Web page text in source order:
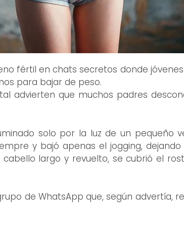
fértil en chats secretos donde
para bajar de peso.
advierten que muchos padres
solo por la luz de un pequeño
y bajó apenas el jogging,
largo y revuelto, se cubrió el
de WhatsApp que, según advertía,